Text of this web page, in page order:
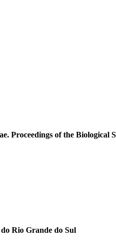
Proceedings of the Biological
Rio Grande do Sul